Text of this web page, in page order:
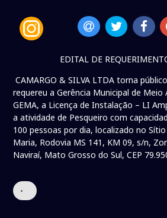
EDITAL DE
CAMARGO & SILVA LTDA torna
requereu a Gerência Municipal de Meio
GEMA, a Licença de Instalação – LI
a atividade de Pesqueiro com
100 pessoas por dia, localizado no
Maria, Rodovia MS 141, KM 09, s/n,
Naviraí, Mato Grosso do Sul, CEP
•